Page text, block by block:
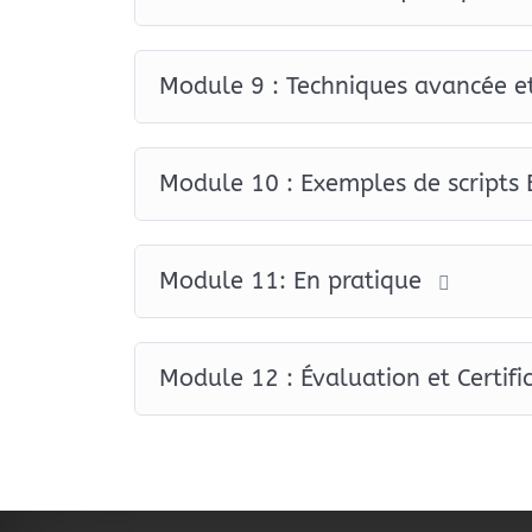
techniques avancées: Matrix Reimprinting,
les traumas sans larmes, gratitude,
Ces outils vous permettront d’adapter l’EFT
ou dans l’accompagnement d’autrui.
thèmes variés : anxiété, colère, douleurs,
Vous apprendrez également à créer vos
ou à celles de vos clients.
Le programme inclut aussi des études de
s’applique concrètement dans des contextes
Module 9 : Techniques avancée
Module 10 : Exemples de scripts
Module 11: En pratique
Module 12 : Évaluation et